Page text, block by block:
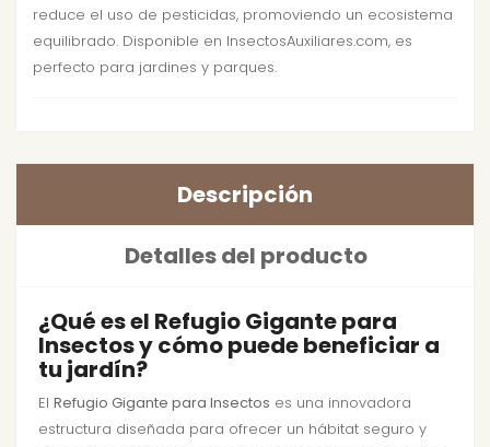
reduce el uso de pesticidas, promoviendo un ecosistema
equilibrado. Disponible en InsectosAuxiliares.com, es
perfecto para jardines y parques.
Descripción
Detalles del producto
¿Qué es el Refugio Gigante para
Insectos y cómo puede beneficiar a
tu jardín?
El Refugio Gigante para Insectos es una innovadora
estructura diseñada para ofrecer un hábitat seguro y